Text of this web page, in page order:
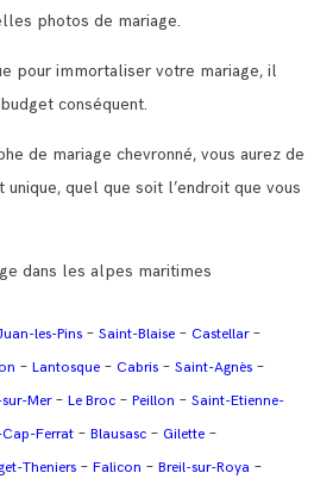
photos de mariage.
pour immortaliser votre mariage, il
conséquent.
de mariage chevronné, vous aurez de
quel que soit l’endroit que vous
les-Pins – Saint-Blaise – Castellar–
– Lantosque – Cabris – Saint-Agnès –
Mer– Le Broc – Peillon – Saint-Etienne-
Ferrat – Blausasc – Gilette –
Theniers – Falicon – Breil-sur-Roya –